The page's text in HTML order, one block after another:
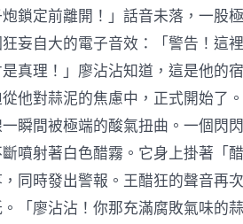
鎖定前離開！」話音未落，一股
妄自大的電子音效：「警告！這
真理！」廖沾沾知道，這是他的
他對蒜泥的焦慮中，正式開始了
瞬間被極端的酸氣扭曲。一個閃
噴射著白色醋霧。它身上掛著「
同時發出警報。王醋狂的聲音再
「廖沾沾！你那充滿腐敗氣味的